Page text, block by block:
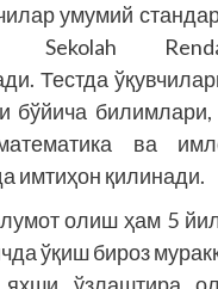
умумий
Sekolah
Тестда
бўйича
ва
имтиҳон қилинади.
олиш ҳам 5
ўқиш бироз